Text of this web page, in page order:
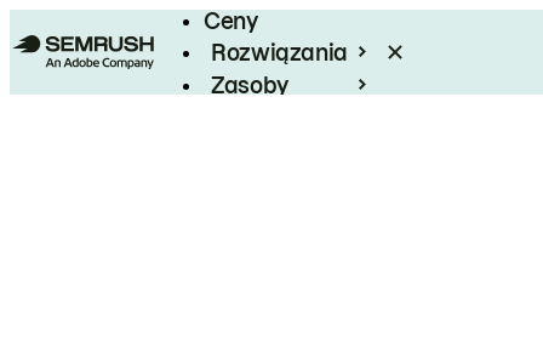
Ceny
Rozwiązania
Zasoby